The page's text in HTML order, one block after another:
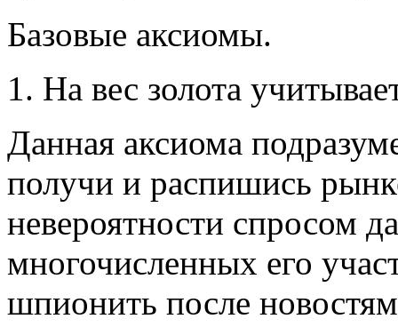
Базовые аксиомы.
1. На вес золота
Данная аксиома
получи и распишись
невероятности спросом
многочисленных его
шпионить после